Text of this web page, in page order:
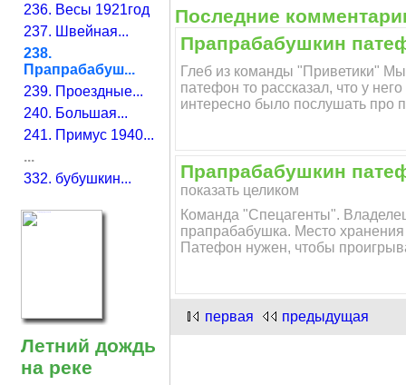
236. Весы 1921год
237. Швейная...
238.
Прапрабабуш...
239. Проездные...
240. Большая...
241. Примус 1940...
...
332. бубушкин...
Летний дождь
на реке
Последние
Прапрабабушкин
Глеб из команды "Приветики"
патефон то рассказал, что у
интересно было послушать про
Прапрабабушкин
показать целиком
Команда "Спецагенты".
прапрабабушка. Место
Патефон нужен, чтобы
первая предыдущая